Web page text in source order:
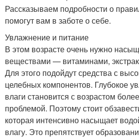
Рассказываем подробности о
помогут вам в заботе о себе.
Увлажнение и питание
В этом возрасте очень нужно
веществами — витаминами,
Для этого подойдут средства с
целебных компонентов. Глубокое
влаги становится с возрастом
проблемой. Поэтому стоит
которая интенсивно насыщает
влагу. Это препятствует